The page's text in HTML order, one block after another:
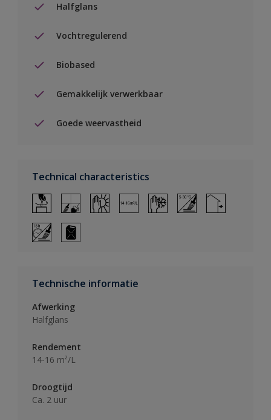
Halfglans
Vochtregulerend
Biobased
Gemakkelijk verwerkbaar
Goede weervastheid
Technical characteristics
Technische informatie
Afwerking
Halfglans
Rendement
14-16 m²/L
Droogtijd
Ca. 2 uur